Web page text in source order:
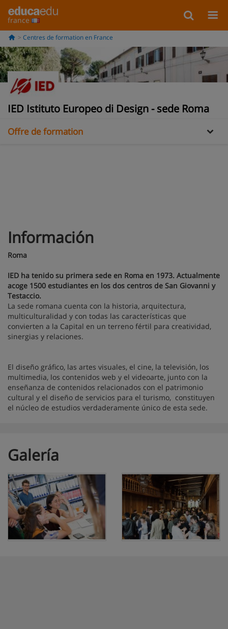
france
Centres de formation en France
IED Istituto Europeo di Design - sede Roma
Information
Galería
Offre de formation
Información
Roma
IED ha tenido su primera sede en Roma en 1973. Actualmente
acoge 1500 estudiantes en los dos centros de San Giovanni y
Testaccio.
La sede romana cuenta con la historia, arquitectura,
multiculturalidad y con todas las características que
convierten a la Capital en un terreno fértil para creatividad,
sinergias y relaciones.
El diseño gráfico, las artes visuales, el cine, la televisión, los
multimedia, los contenidos web y el videoarte, junto con la
enseñanza de contenidos relacionados con el patrimonio
cultural y el diseño de servicios para el turismo, constituyen
el núcleo de estudios verdaderamente único de esta sede.
Galería